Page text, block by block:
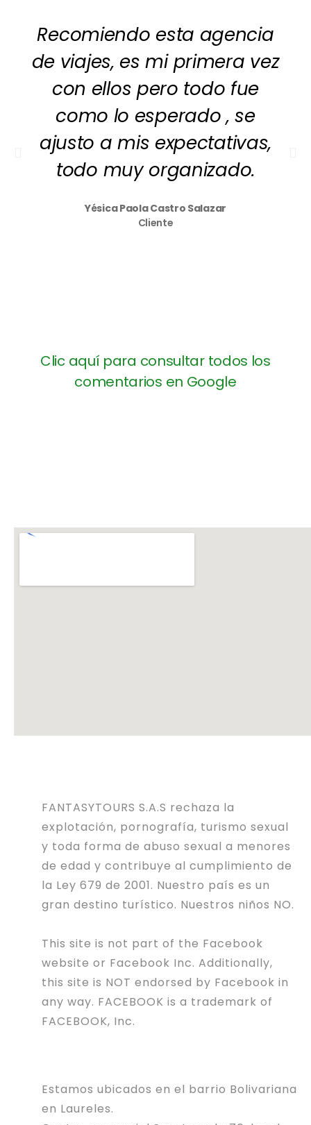
Recomiendo esta agencia
de viajes, es mi primera vez
con ellos pero todo fue
como lo esperado , se
ajusto a mis expectativas,
todo muy organizado.
Yésica Paola Castro Salazar
Cliente
Clic aquí para consultar todos los
comentarios en Google
FANTASYTOURS S.A.S rechaza la
explotación, pornografía, turismo sexual
y toda forma de abuso sexual a menores
de edad y contribuye al cumplimiento de
la Ley 679 de 2001. Nuestro país es un
gran destino turístico. Nuestros niños NO.
This site is not part of the Facebook
website or Facebook Inc. Additionally,
this site is NOT endorsed by Facebook in
any way. FACEBOOK is a trademark of
FACEBOOK, Inc.
Estamos ubicados en el barrio Bolivariana
en Laureles.